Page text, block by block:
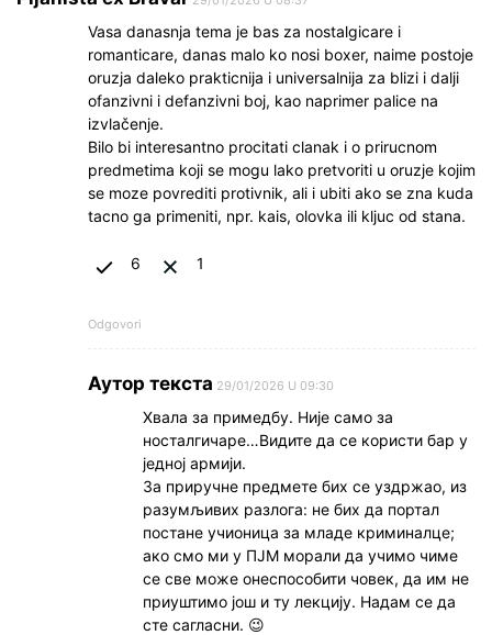
Vasa danasnja tema je bas za nostalgicare i
romanticare, danas malo ko nosi boxer, naime postoje
oruzja daleko prakticnija i universalnija za blizi i dalji
ofanzivni i defanzivni boj, kao naprimer palice na
izvlačenje.
Bilo bi interesantno procitati clanak i o prirucnom
predmetima koji se mogu lako pretvoriti u oruzje kojim
se moze povrediti protivnik, ali i ubiti ako se zna kuda
tacno ga primeniti, npr. kais, olovka ili kljuc od stana.
6 1
Odgovori
Аутор текста 29/01/2026 U 09:30
Хвала за примедбу. Није само за
носталгичаре…Видите да се користи бар у
једној армији.
За приручне предмете бих се уздржао, из
разумљивих разлога: не бих да портал
постане учионица за младе криминалце;
ако смо ми у ПЈМ морали да учимо чиме
се све може онеспособити човек, да им не
приуштимо још и ту лекцију. Надам се да
сте сагласни. 😉